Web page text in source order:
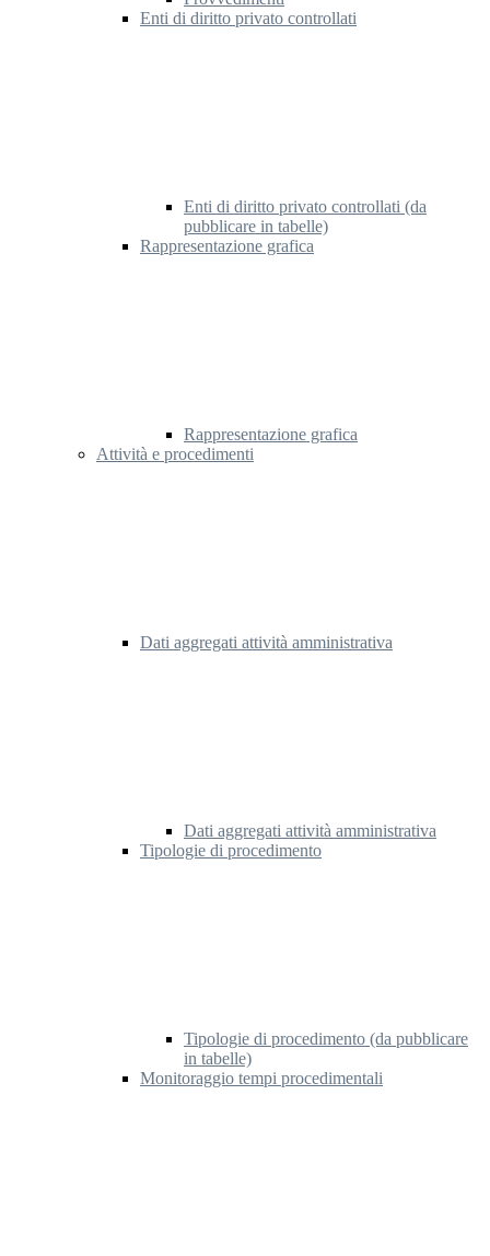
Enti di diritto privato controllati
Enti di diritto privato controllati (da
pubblicare in tabelle)
Rappresentazione grafica
Rappresentazione grafica
Attività e procedimenti
Dati aggregati attività amministrativa
Dati aggregati attività amministrativa
Tipologie di procedimento
Tipologie di procedimento (da pubblicare
in tabelle)
Monitoraggio tempi procedimentali